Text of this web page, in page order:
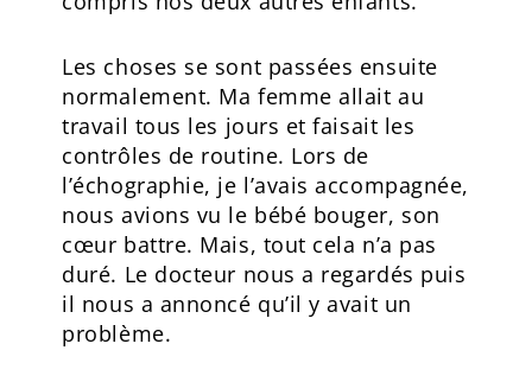
Les choses se sont passées ensuite
normalement. Ma femme allait au
travail tous les jours et faisait les
contrôles de routine. Lors de
l’échographie, je l’avais accompagnée,
nous avions vu le bébé bouger, son
cœur battre. Mais, tout cela n’a pas
duré. Le docteur nous a regardés puis
il nous a annoncé qu’il y avait un
problème.